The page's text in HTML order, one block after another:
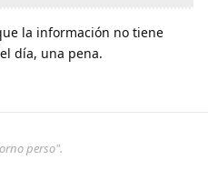
la información no tiene
día, una pena.
perso".